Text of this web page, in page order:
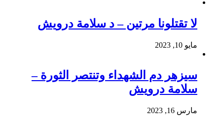
لا تقتلونا مرتين – د سلامة درويش
مايو 10, 2023
سيزهر دم الشهداء وتنتصر الثورة –
سلامة درويش
مارس 16, 2023